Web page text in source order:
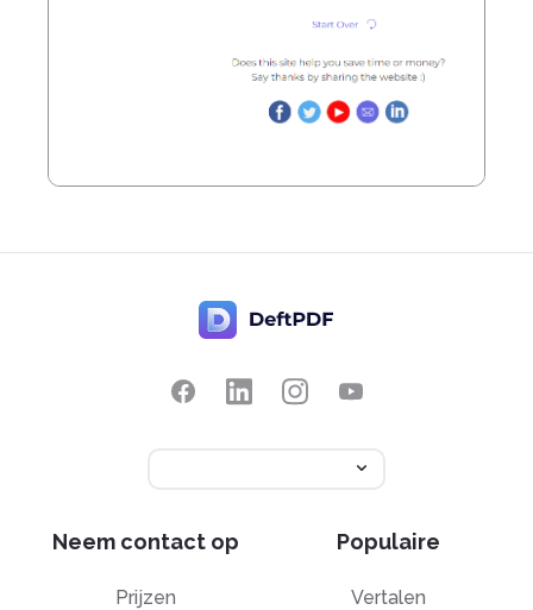
Neem contact op
Prijzen
Populaire
Vertalen